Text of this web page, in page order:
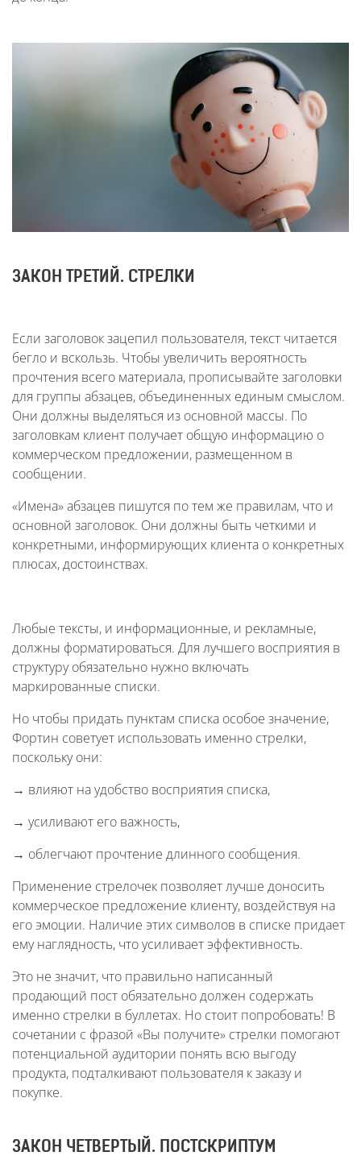
ЗАКОН ТРЕТИЙ. СТРЕЛКИ
Если заголовок зацепил пользователя, текст читается
бегло и вскользь. Чтобы увеличить вероятность
прочтения всего материала, прописывайте заголовки
для группы абзацев, объединенных единым смыслом.
Они должны выделяться из основной массы. По
заголовкам клиент получает общую информацию о
коммерческом предложении, размещенном в
сообщении.
«Имена» абзацев пишутся по тем же правилам, что и
основной заголовок. Они должны быть четкими и
конкретными, информирующих клиента о конкретных
плюсах, достоинствах.
Любые тексты, и информационные, и рекламные,
должны форматироваться. Для лучшего восприятия в
структуру обязательно нужно включать
маркированные списки.
Но чтобы придать пунктам списка особое значение,
Фортин советует использовать именно стрелки,
поскольку они:
→ влияют на удобство восприятия списка,
→ усиливают его важность,
→ облегчают прочтение длинного сообщения.
Применение стрелочек позволяет лучше доносить
коммерческое предложение клиенту, воздействуя на
его эмоции. Наличие этих символов в списке придает
ему наглядность, что усиливает эффективность.
Это не значит, что правильно написанный
продающий пост обязательно должен содержать
именно стрелки в буллетах. Но стоит попробовать! В
сочетании с фразой «Вы получите» стрелки помогают
потенциальной аудитории понять всю выгоду
продукта, подталкивают пользователя к заказу и
покупке.
ЗАКОН ЧЕТВЕРТЫЙ. ПОСТСКРИПТУМ